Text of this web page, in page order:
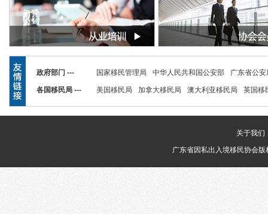
政府部门 --- 国家移民管理局 中华人民共和国公安部 广东省公
各国移民局 --- 美国移民局 加拿大移民局 澳大利亚移民局 英国移
关于我们
广东省因私出入境移民协会